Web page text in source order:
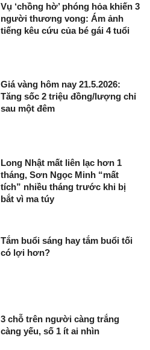
Vụ ‘chồng hờ’ phóng hỏa khiến 3
người thương vong: Ám ảnh
tiếng kêu cứu của bé gái 4 tuổi
Giá vàng hôm nay 21.5.2026:
Tăng sốc 2 triệu đồng/lượng chỉ
sau một đêm
Long Nhật mất liên lạc hơn 1
tháng, Sơn Ngọc Minh “mất
tích” nhiều tháng trước khi bị
bắt vì ma túy
Tắm buổi sáng hay tắm buổi tối
có lợi hơn?
3 chỗ trên người càng trắng
càng yếu, số 1 ít ai nhìn